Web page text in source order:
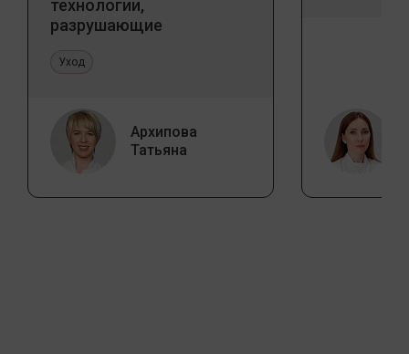
технологии,
разрушающие
Уход
Архипова
Татьяна